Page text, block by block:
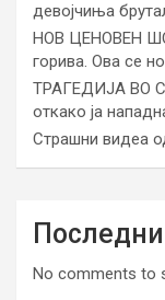
девојчиња
НОВ ЦЕНОВЕН
горива. Ова се
ТРАГЕДИЈА ВО
откако ја
Страшни видеа
No comments to